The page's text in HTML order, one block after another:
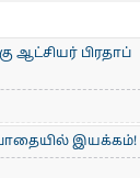
ஆட்சியர் பிரதாப்
இயக்கம்!